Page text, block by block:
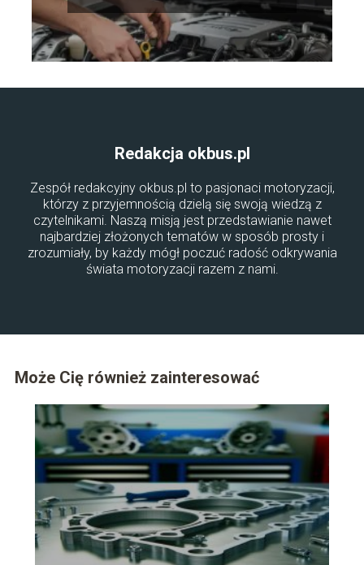
Redakcja okbus.pl
Zespół redakcyjny okbus.pl to pasjonaci motoryzacji,
którzy z przyjemnością dzielą się swoją wiedzą z
czytelnikami. Naszą misją jest przedstawianie nawet
najbardziej złożonych tematów w sposób prosty i
zrozumiały, by każdy mógł poczuć radość odkrywania
świata motoryzacji razem z nami.
Może Cię również zainteresować